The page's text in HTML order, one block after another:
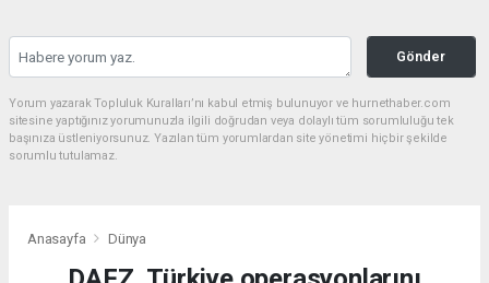
Gönder
Yorum yazarak Topluluk Kuralları’nı kabul etmiş bulunuyor ve hurnethaber.com
sitesine yaptığınız yorumunuzla ilgili doğrudan veya dolaylı tüm sorumluluğu tek
başınıza üstleniyorsunuz. Yazılan tüm yorumlardan site yönetimi hiçbir şekilde
sorumlu tutulamaz.
Anasayfa Dünya